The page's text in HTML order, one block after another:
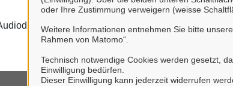
oder Ihre Zustimmung verweigern (weisse
Weitere Informationen entnehmen Sie bitte
Rahmen von Matomo“.
Technisch notwendige Cookies werden gesetzt,
Einwilligung bedürfen.
Dieser Einwilligung kann jederzeit widerrufen
sind nicht mit Audiodeskriptionen